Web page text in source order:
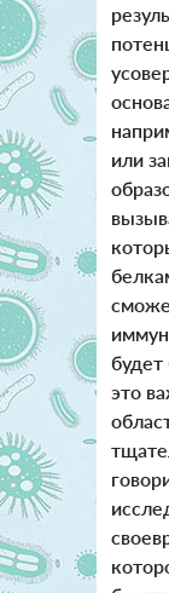
или
будет
это